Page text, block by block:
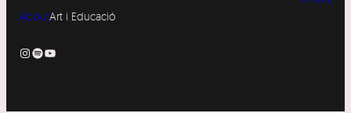
AboutArt i Educació
Instagram Spotify YouTube